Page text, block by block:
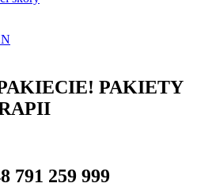
PAKIETY
791 259 999